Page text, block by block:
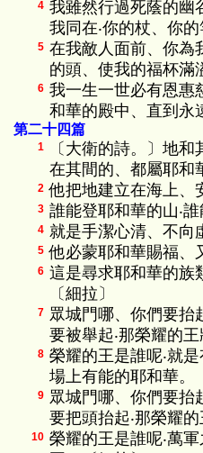
4 我雖然行過死蔭的幽
我同在‧你的杖、你的
5 在我敵人面前、你為
的頭、使我的福杯滿
6 我一生一世必有恩惠
和華的殿中、直到永
第二十四篇
1
〔大衛的詩。〕地
在其間的、都屬耶和
2 他把地建立在海上、
3 誰能登耶和華的山‧
4 就是手潔心清、不向
5 他必蒙耶和華賜福、
6 這是尋求耶和華的族
〔細拉〕
7 眾城門哪、你們要抬
要被舉起‧那榮耀的王
8 榮耀的王是誰呢‧就
場上有能的耶和華。
9 眾城門哪、你們要抬
要把頭抬起‧那榮耀的
10 榮耀的王是誰呢‧萬